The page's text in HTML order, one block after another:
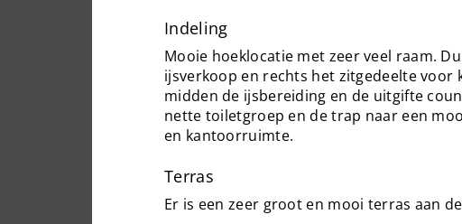
Indeling
Mooie hoeklocatie met zeer veel raam.
ijsverkoop en rechts het zitgedeelte voor
midden de ijsbereiding en de uitgifte
nette toiletgroep en de trap naar een
en kantoorruimte.
Terras
Er is een zeer groot en mooi terras aan